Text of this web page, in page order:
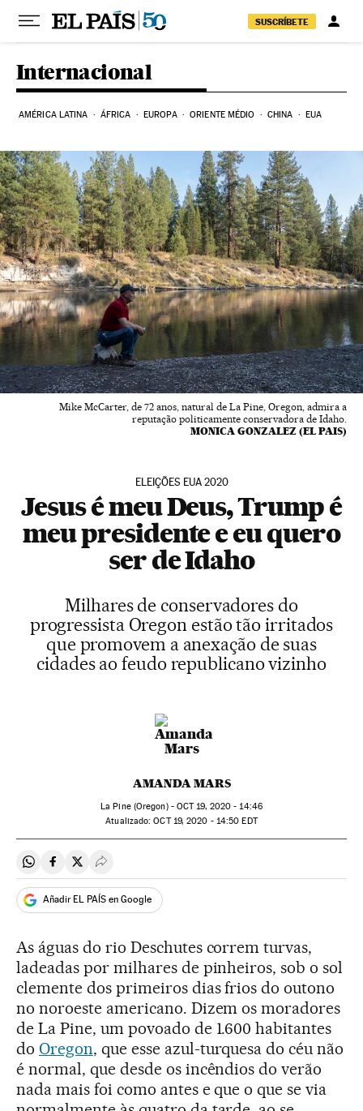
Pular para o conteúdo
SUSCRÍBETE
Internacional
AMÉRICA LATINA ÁFRICA EUROPA ORIENTE MÉDIO CHINA EUA
Mike McCarter, de 72 anos, natural de La Pine, Oregon, admira a
reputação politicamente conservadora de Idaho.
MONICA GONZALEZ (EL PAIS)
ELEIÇÕES EUA 2020
Jesus é meu Deus, Trump é
meu presidente e eu quero
ser de Idaho
Milhares de conservadores do
progressista Oregon estão tão irritados
que promovem a anexação de suas
cidades ao feudo republicano vizinho
AMANDA MARS
La Pine (Oregon) - OCT19, 2020 - 14:46
atualizado: OCT19, 2020 - 14:50 EDT
Compartir en Whatsapp
Compartir en Facebook
Compartir en Twitter
Desplegar Redes Sociales
Añadir EL PAÍS en Google
As águas do rio Deschutes correm turvas,
ladeadas por milhares de pinheiros, sob o sol
clemente dos primeiros dias frios do outono
no noroeste americano. Dizem os moradores
de La Pine, um povoado de 1.600 habitantes
do Oregon, que esse azul-turquesa do céu não
é normal, que desde os incêndios do verão
nada mais foi como antes e que o que se via